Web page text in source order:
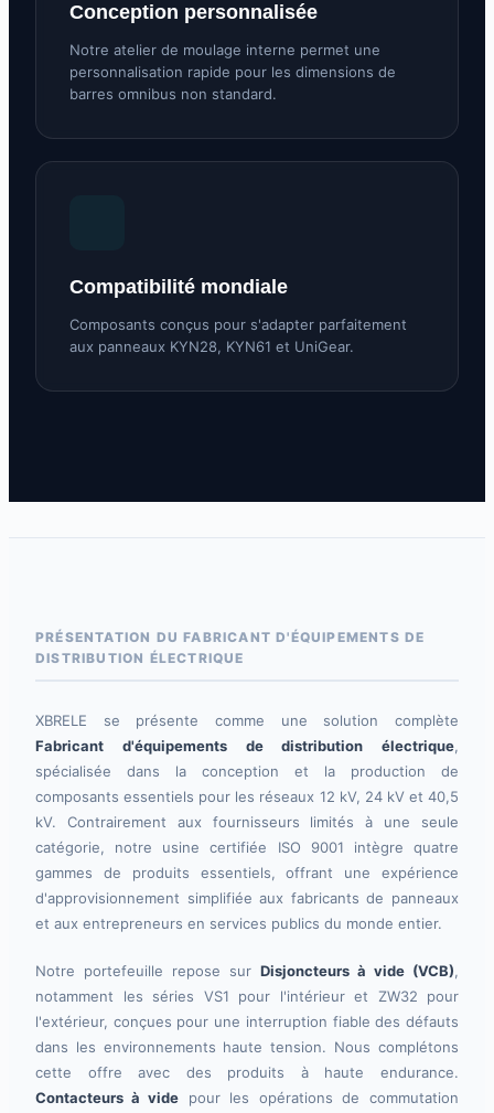
Conception personnalisée
Notre atelier de moulage interne permet une
personnalisation rapide pour les dimensions de
barres omnibus non standard.
Compatibilité mondiale
Composants conçus pour s'adapter parfaitement
aux panneaux KYN28, KYN61 et UniGear.
PRÉSENTATION DU FABRICANT D'ÉQUIPEMENTS DE
DISTRIBUTION ÉLECTRIQUE
XBRELE se présente comme une solution complète
Fabricant d'équipements de distribution électrique,
spécialisée dans la conception et la production de
composants essentiels pour les réseaux 12 kV, 24 kV et 40,5
kV. Contrairement aux fournisseurs limités à une seule
catégorie, notre usine certifiée ISO 9001 intègre quatre
gammes de produits essentiels, offrant une expérience
d'approvisionnement simplifiée aux fabricants de panneaux
et aux entrepreneurs en services publics du monde entier.
Notre portefeuille repose sur Disjoncteurs à vide (VCB),
notamment les séries VS1 pour l'intérieur et ZW32 pour
l'extérieur, conçues pour une interruption fiable des défauts
dans les environnements haute tension. Nous complétons
cette offre avec des produits à haute endurance.
Contacteurs à vide pour les opérations de commutation